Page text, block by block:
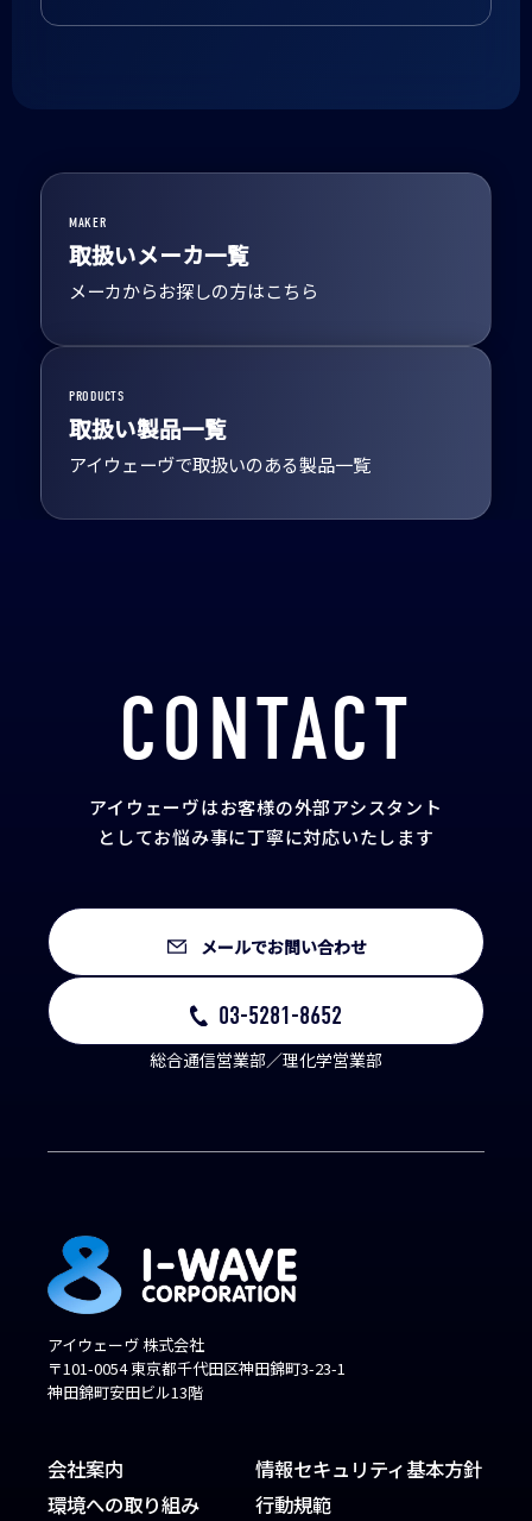
MAKER
取扱いメーカ一覧
メーカからお探しの方はこちら
PRODUCTS
取扱い製品一覧
アイウェーヴで取扱いのある製品一覧
CONTACT
アイウェーヴはお客様の外部アシスタント
としてお悩み事に丁寧に対応いたします
メールでお問い合わせ
03-5281-8652
総合通信営業部／理化学営業部
アイウェーヴ 株式会社
〒101-0054 東京都千代田区神田錦町3-23-1
神田錦町安田ビル13階
会社案内
環境への取り組み
情報セキュリティ基本方針
行動規範